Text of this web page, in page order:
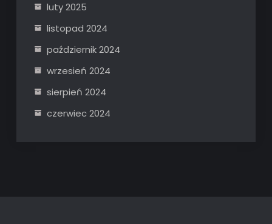
luty 2025
listopad 2024
październik 2024
wrzesień 2024
sierpień 2024
czerwiec 2024